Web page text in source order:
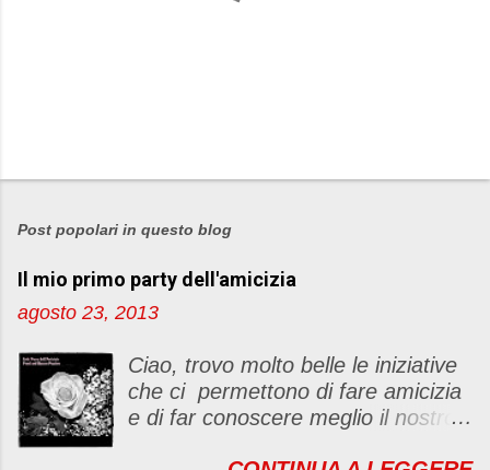
P
s
a
u
c
o
m
m
Post popolari in questo blog
Il mio primo party dell'amicizia
agosto 23, 2013
Ciao, trovo molto belle le iniziative
che ci permettono di fare amicizia
e di far conoscere meglio il nostro